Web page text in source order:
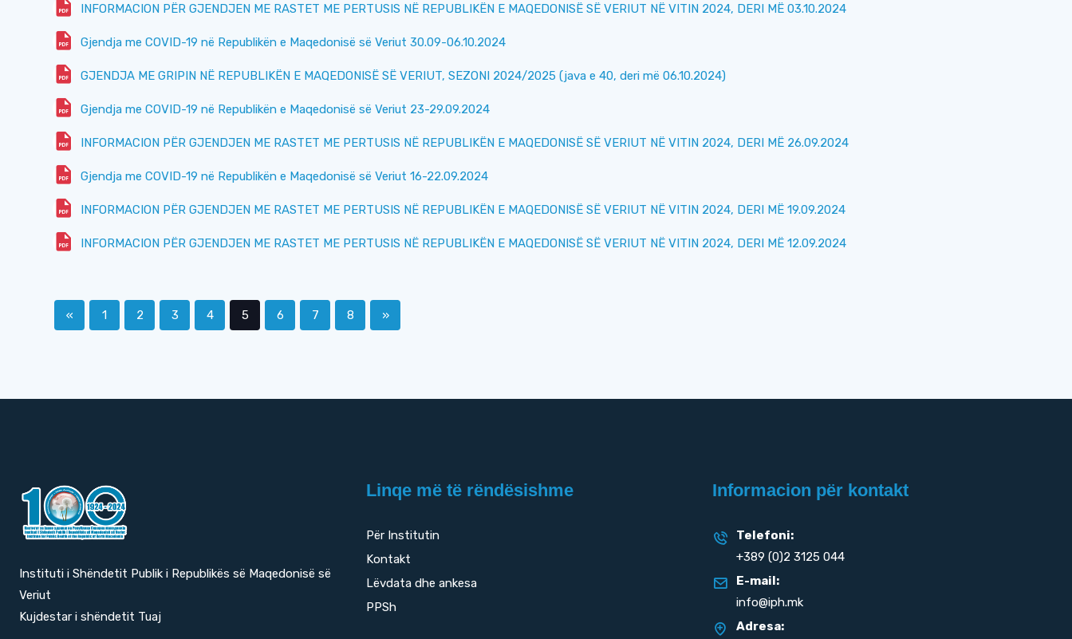
INFORMACION PËR GJENDJEN ME RASTET ME PERTUSIS NË REPUBLIKËN E MAQEDONISË SË VERIUT NË VITIN 2024, DERI MË 03.10.2024
Gjendja me COVID-19 në Republikën e Maqedonisë së Veriut 30.09-06.10.2024
GJENDJA ME GRIPIN NË REPUBLIKËN E MAQEDONISË SË VERIUT, SEZONI 2024/2025 (java e 40, deri më 06.10.2024)
Gjendja me COVID-19 në Republikën e Maqedonisë së Veriut 23-29.09.2024
INFORMACION PËR GJENDJEN ME RASTET ME PERTUSIS NË REPUBLIKËN E MAQEDONISË SË VERIUT NË VITIN 2024, DERI MË 26.09.2024
Gjendja me COVID-19 në Republikën e Maqedonisë së Veriut 16-22.09.2024
INFORMACION PËR GJENDJEN ME RASTET ME PERTUSIS NË REPUBLIKËN E MAQEDONISË SË VERIUT NË VITIN 2024, DERI MË 19.09.2024
INFORMACION PËR GJENDJEN ME RASTET ME PERTUSIS NË REPUBLIKËN E MAQEDONISË SË VERIUT NË VITIN 2024, DERI MË 12.09.2024
« 1 2 3 4 5 6 7 8 »
Instituti i Shëndetit Publik i Republikës së Maqedonisë së
Veriut
Kujdestar i shëndetit Tuaj
Linqe më të rëndësishme
Për Institutin
Kontakt
Lëvdata dhe ankesa
PPSh
Informacion për kontakt
Telefoni:
+389 (0)2 3125 044
E-mail:
info@iph.mk
Adresa: